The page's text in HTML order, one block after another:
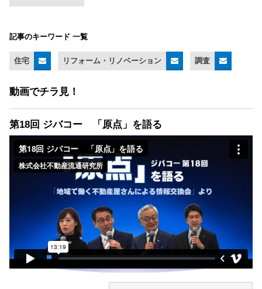
記事のキーワード 一覧
住宅 リフォーム・リノベーション 調査
動画でチラ見！
第18回 ジバコー 「原点」を語る